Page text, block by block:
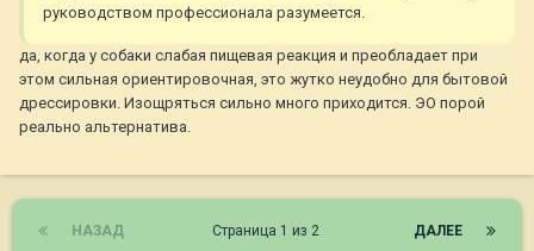
руководством профессионала разумеется.
да, когда у собаки слабая пищевая реакция и преобладает при
этом сильная ориентировочная, это жутко неудобно для бытовой
дрессировки. Изощряться сильно много приходится. ЭО порой
реально альтернатива.
НАЗАД ДАЛЕЕ
Страница 1 из 2